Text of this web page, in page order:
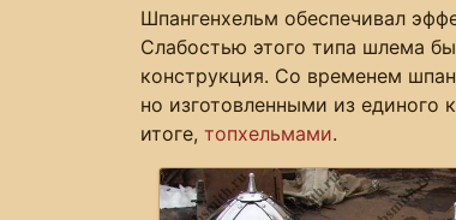
Шпангенхельм обеспечивал
Слабостью этого типа шлема
конструкция. Со временем
но изготовленными из единого
итоге, топхельмами.